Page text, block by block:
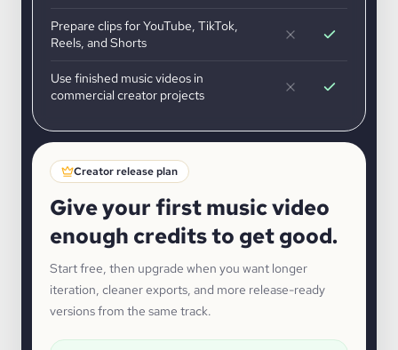
Prepare clips for YouTube, TikTok,
Reels, and Shorts
Use finished music videos in
commercial creator projects
Creator release plan
Give your first music video
enough credits to get good.
Start free, then upgrade when you want longer
iteration, cleaner exports, and more release-ready
versions from the same track.